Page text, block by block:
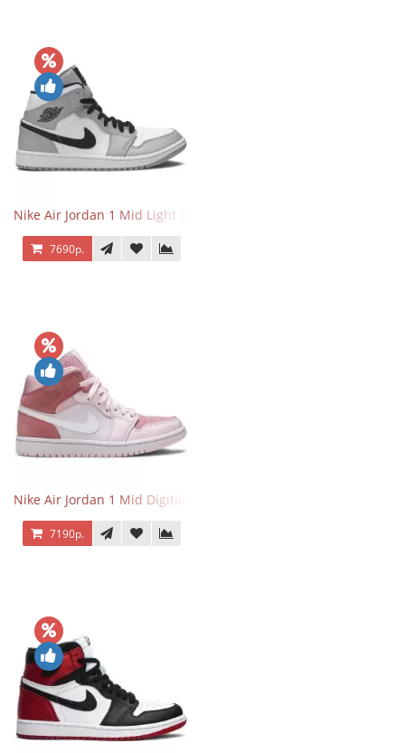
Nike Air Jordan 1 Mid Light Smoke Grey
7690р.
Nike Air Jordan 1 Mid Digital Pink
7190р.